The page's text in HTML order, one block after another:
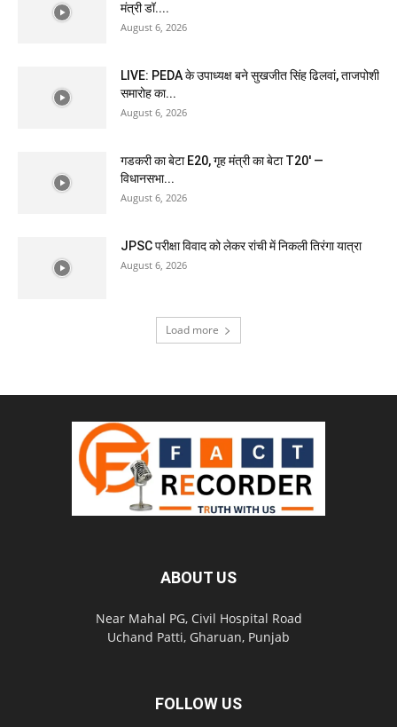
मंत्री डॉ....
August 6, 2026
LIVE: PEDA के उपाध्यक्ष बने सुखजीत सिंह ढिलवां, ताजपोशी
समारोह का...
August 6, 2026
गडकरी का बेटा E20, गृह मंत्री का बेटा T20′ —
विधानसभा...
August 6, 2026
JPSC परीक्षा विवाद को लेकर रांची में निकली तिरंगा यात्रा
August 6, 2026
Load more
ABOUT US
Near Mahal PG, Civil Hospital Road
Uchand Patti, Gharuan, Punjab
FOLLOW US